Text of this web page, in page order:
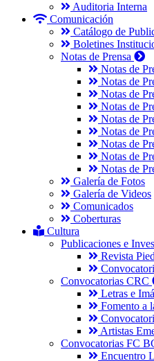
Auditoria Interna
Comunicación
Catálogo de
Boletines
Notas de Prensa
Notas de
Notas de
Notas de
Notas de
Notas de
Notas de
Notas de
Notas de
Notas de
Galería de Fotos
Galería de Videos
Comunicados
Coberturas
Cultura
Publicaciones e
Revista
Convocatorias CRC
Letras e
Fomento a
Artistas
Convocatorias FC
Encuentro